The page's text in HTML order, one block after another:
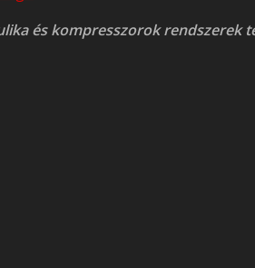
és kompresszorok rendszerek